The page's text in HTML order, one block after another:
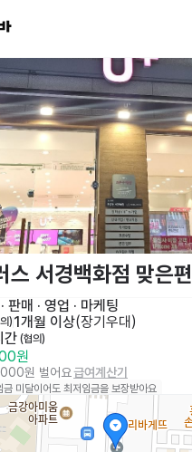
스 서경백화점 맞은편
판매 · 영업 · 마케팅
) 1개월 이상(장기우대 )
간 (협의)
원
원 벌어요급여계산기
금 미달이어도 최저임금을 보장받아요